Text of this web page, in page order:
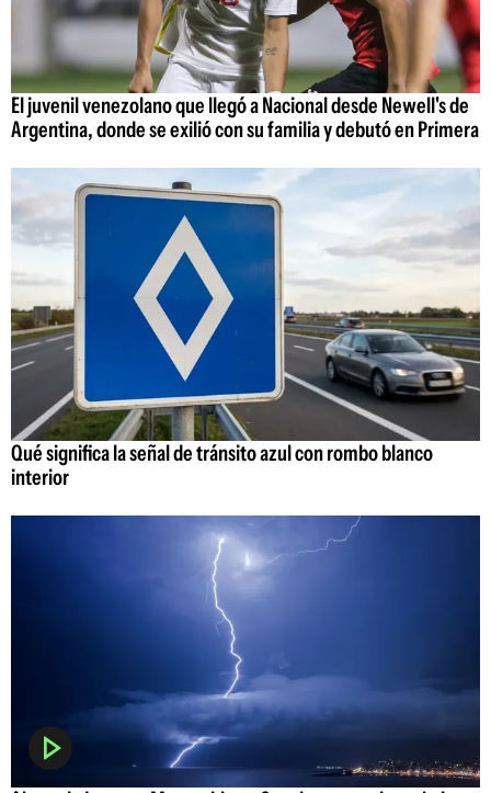
El juvenil venezolano que llegó a Nacional desde Newell's de
Argentina, donde se exilió con su familia y debutó en Primera
Qué significa la señal de tránsito azul con rombo blanco
interior